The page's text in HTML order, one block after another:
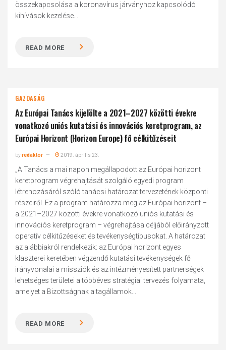
összekapcsolása a koronavírus járványhoz kapcsolódó
kihívások kezelése...
READ MORE
GAZDASÁG
Az Európai Tanács kijelölte a 2021–2027 közötti évekre
vonatkozó uniós kutatási és innovációs keretprogram, az
Európai Horizont (Horizon Europe) fő célkitűzéseit
byredaktor 2019. április 23.
„A Tanács a mai napon megállapodott az Európai horizont
keretprogram végrehajtását szolgáló egyedi program
létrehozásáról szóló tanácsi határozat tervezetének központi
részeiről. Ez a program határozza meg az Európai horizont –
a 2021–2027 közötti évekre vonatkozó uniós kutatási és
innovációs keretprogram – végrehajtása céljából előirányzott
operatív célkitűzéseket és tevékenységtípusokat. A határozat
az alábbiakról rendelkezik: az Európai horizont egyes
klaszterei keretében végzendő kutatási tevékenységek fő
irányvonalai a missziók és az intézményesített partnerségek
lehetséges területei a többéves stratégiai tervezés folyamata,
amelyet a Bizottságnak a tagállamok...
READ MORE